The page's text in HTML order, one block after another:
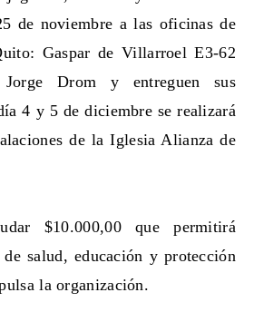
de noviembre a las oficinas de
Gaspar de Villarroel E3-62
Drom y entreguen sus
4 y 5 de diciembre se realizará
de la Iglesia Alianza de
$10.000,00 que permitirá
salud, educación y protección
la organización.